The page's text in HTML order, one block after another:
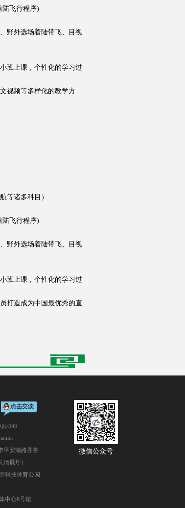
陆飞行程序)
野外选场着陆带飞、目视
班上课，个性化的学习过
视频等多样化的教学方
等诸多科目）
陆飞行程序)
野外选场着陆带飞、目视
班上课，个性化的学习过
打造成为中国最优秀的直
平安南路齐鲁
展厅）
科技体育公园
中心8号馆
微信公众号